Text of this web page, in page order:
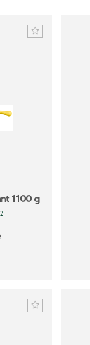
1100 g